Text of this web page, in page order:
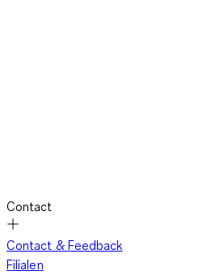
Contact
Contact & Feedback
Filialen